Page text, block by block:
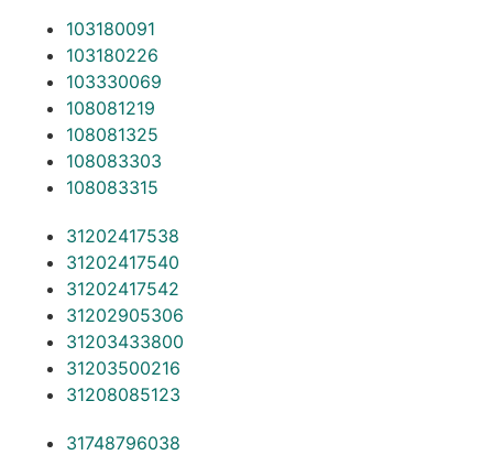
103180091
103180226
103330069
108081219
108081325
108083303
108083315
31202417538
31202417540
31202417542
31202905306
31203433800
31203500216
31208085123
31748796038